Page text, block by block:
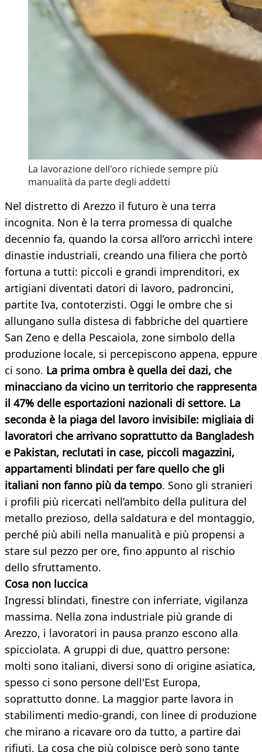
La lavorazione dell'oro richiede sempre più
manualità da parte degli addetti
Nel distretto di Arezzo il futuro è una terra
incognita. Non è la terra promessa di qualche
decennio fa, quando la corsa all’oro arricchì intere
dinastie industriali, creando una filiera che portò
fortuna a tutti: piccoli e grandi imprenditori, ex
artigiani diventati datori di lavoro, padroncini,
partite Iva, contoterzisti. Oggi le ombre che si
allungano sulla distesa di fabbriche del quartiere
San Zeno e della Pescaiola, zone simbolo della
produzione locale, si percepiscono appena, eppure
ci sono. La prima ombra è quella dei dazi, che
minacciano da vicino un territorio che rappresenta
il 47% delle esportazioni nazionali di settore. La
seconda è la piaga del lavoro invisibile: migliaia di
lavoratori che arrivano soprattutto da Bangladesh
e Pakistan, reclutati in case, piccoli magazzini,
appartamenti blindati per fare quello che gli
italiani non fanno più da tempo. Sono gli stranieri
i profili più ricercati nell’ambito della pulitura del
metallo prezioso, della saldatura e del montaggio,
perché più abili nella manualità e più propensi a
stare sul pezzo per ore, fino appunto al rischio
dello sfruttamento.
Cosa non luccica
Ingressi blindati, finestre con inferriate, vigilanza
massima. Nella zona industriale più grande di
Arezzo, i lavoratori in pausa pranzo escono alla
spicciolata. A gruppi di due, quattro persone:
molti sono italiani, diversi sono di origine asiatica,
spesso ci sono persone dell'Est Europa,
soprattutto donne. La maggior parte lavora in
stabilimenti medio-grandi, con linee di produzione
che mirano a ricavare oro da tutto, a partire dai
rifiuti. La cosa che più colpisce però sono tante